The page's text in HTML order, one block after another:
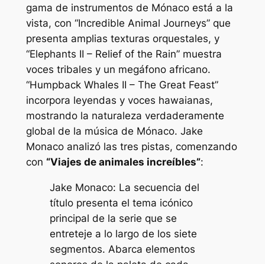
gama de instrumentos de Mónaco está a la
vista, con “Incredible Animal Journeys” que
presenta amplias texturas orquestales, y
“Elephants II – Relief of the Rain” muestra
voces tribales y un megáfono africano.
“Humpback Whales II – The Great Feast”
incorpora leyendas y voces hawaianas,
mostrando la naturaleza verdaderamente
global de la música de Mónaco. Jake
Monaco analizó las tres pistas, comenzando
con “Viajes de animales increíbles”:
Jake Monaco: La secuencia del
título presenta el tema icónico
principal de la serie que se
entreteje a lo largo de los siete
segmentos. Abarca elementos